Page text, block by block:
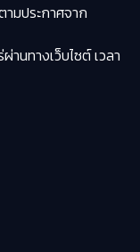
มประกาศจาก
านทางเว็บไซต์ เวลา